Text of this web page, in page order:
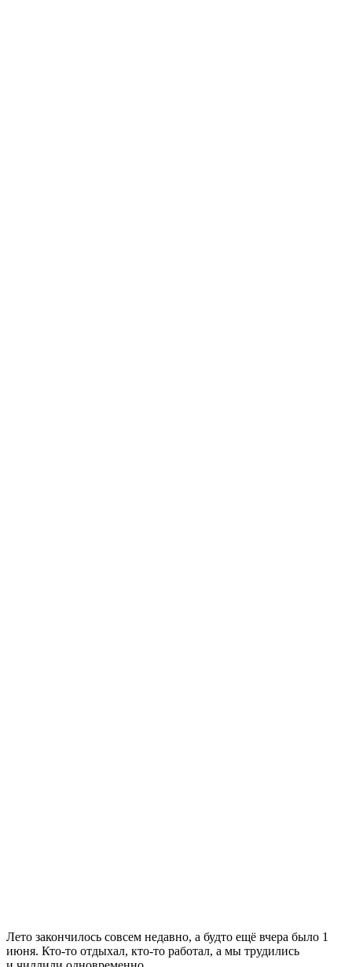
Лето закончилось совсем недавно, а будто ещё вчера было 1
июня. Кто-то отдыхал, кто-то работал, а мы трудились